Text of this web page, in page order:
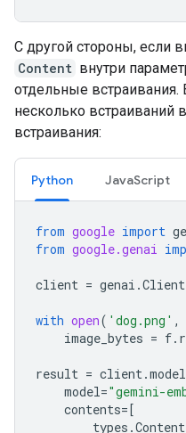
С другой стороны, если
Content внутри
отдельные встраивания.
несколько
встраивания:
Python JavaScript
from google import
from google.genai
client = genai .Client
with open( 'dog.png' ,
image_bytes = f.
result = client.
model="gemini-
contents=[
types .Content